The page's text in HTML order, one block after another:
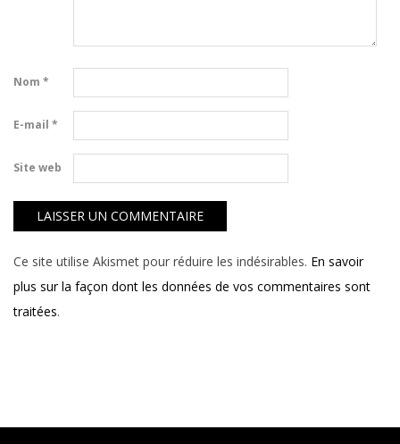
Nom *
E-mail *
Site web
Ce site utilise Akismet pour réduire les indésirables. En savoir
plus sur la façon dont les données de vos commentaires sont
traitées.